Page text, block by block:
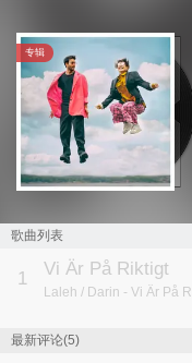
专辑
歌曲列表
1 Vi Är På Riktigt
Laleh / Darin - Vi Är På
最新评论(5)